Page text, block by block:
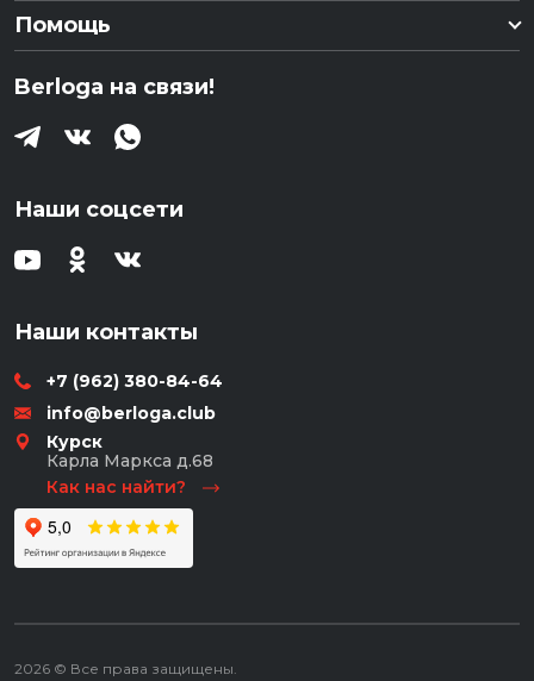
Помощь
Berloga на связи!
Наши соцсети
Наши контакты
+7 (962) 380-84-64
info@berloga.club
Курск
Карла Маркса д.68
Как нас найти?
2026 © Все права защищены.